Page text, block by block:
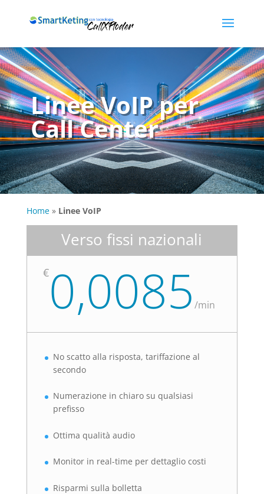
Linee VoIP per
Call Center
Home» Linee VoIP
Verso fissi nazionali
€0,0085 /min
No scatto alla risposta, tariffazione al
secondo
Numerazione in chiaro su qualsiasi
prefisso
Ottima qualità audio
Monitor in real-time per dettaglio costi
Risparmi sulla bolletta